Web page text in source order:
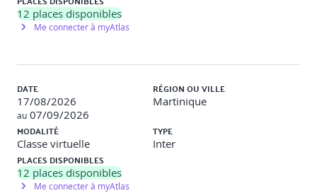
12 places disponibles
Me connecter à myAtlas
DATE
17/08/2026
au 07/09/2026
RÉGION OU VILLE
Martinique
MODALITÉ
Classe virtuelle
TYPE
Inter
PLACES DISPONIBLES
12 places disponibles
Me connecter à myAtlas